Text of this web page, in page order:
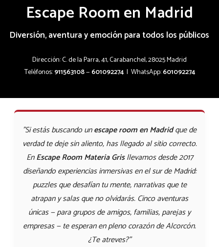
Escape Room en Madrid
Diversión, aventura y emoción para todos los públicos
Dirección: C. de la Parra, 41, Carabanchel, 28025 Madrid
Teléfonos:911563108— 601092274| WhatsApp:601092274
"Si estás buscando unescape room en Madridque de
verdad te deje sin aliento, has llegado al sitio correcto.
EnEscape Room Materia Grisllevamos desde 2017
diseñando experiencias inmersivas en el sur de Madrid:
puzzles que desafían tu mente, narrativas que te
atrapan y salas que no olvidarás. Cinco aventuras
únicas — para grupos de amigos, familias, parejas y
empresas — te esperan en pleno corazón de Alcorcón.
¿Te atreves?"